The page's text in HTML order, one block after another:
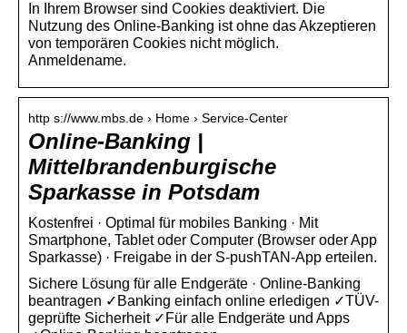
In Ihrem Browser sind Cookies deaktiviert. Die
Nutzung des Online-Banking ist ohne das Akzeptieren
von temporären Cookies nicht möglich.
Anmeldename.
http s://www.mbs.de › Home › Service-Center
Online-Banking |
Mittelbrandenburgische
Sparkasse in Potsdam
Kostenfrei · Optimal für mobiles Banking · Mit
Smartphone, Tablet oder Computer (Browser oder App
Sparkasse) · Freigabe in der S-pushTAN-App erteilen.
Sichere Lösung für alle Endgeräte · Online-Banking
beantragen ✓Banking einfach online erledigen ✓TÜV-
geprüfte Sicherheit ✓Für alle Endgeräte und Apps